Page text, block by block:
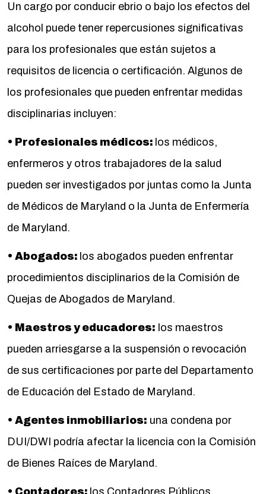
Un cargo por conducir ebrio o bajo los efectos del
alcohol puede tener repercusiones significativas
para los profesionales que están sujetos a
requisitos de licencia o certificación. Algunos de
los profesionales que pueden enfrentar medidas
disciplinarias incluyen:
• Profesionales médicos: los médicos,
enfermeros y otros trabajadores de la salud
pueden ser investigados por juntas como la Junta
de Médicos de Maryland o la Junta de Enfermería
de Maryland.
• Abogados: los abogados pueden enfrentar
procedimientos disciplinarios de la Comisión de
Quejas de Abogados de Maryland.
• Maestros y educadores: los maestros
pueden arriesgarse a la suspensión o revocación
de sus certificaciones por parte del Departamento
de Educación del Estado de Maryland.
• Agentes inmobiliarios: una condena por
DUI/DWI podría afectar la licencia con la Comisión
de Bienes Raíces de Maryland.
• Contadores: los Contadores Públicos